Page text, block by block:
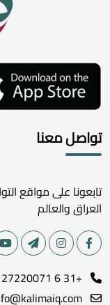
تواصل معنا
تابعونا على مواقع
العراق والعالم
+31 6 27220071